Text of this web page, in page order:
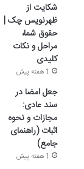
شکایت از
ظهرنویس چک |
حقوق شما،
مراحل و نکات
کلیدی
1 هفته پیش
جعل امضا در
سند عادی:
مجازات و نحوه
اثبات (راهنمای
جامع)
1 هفته پیش